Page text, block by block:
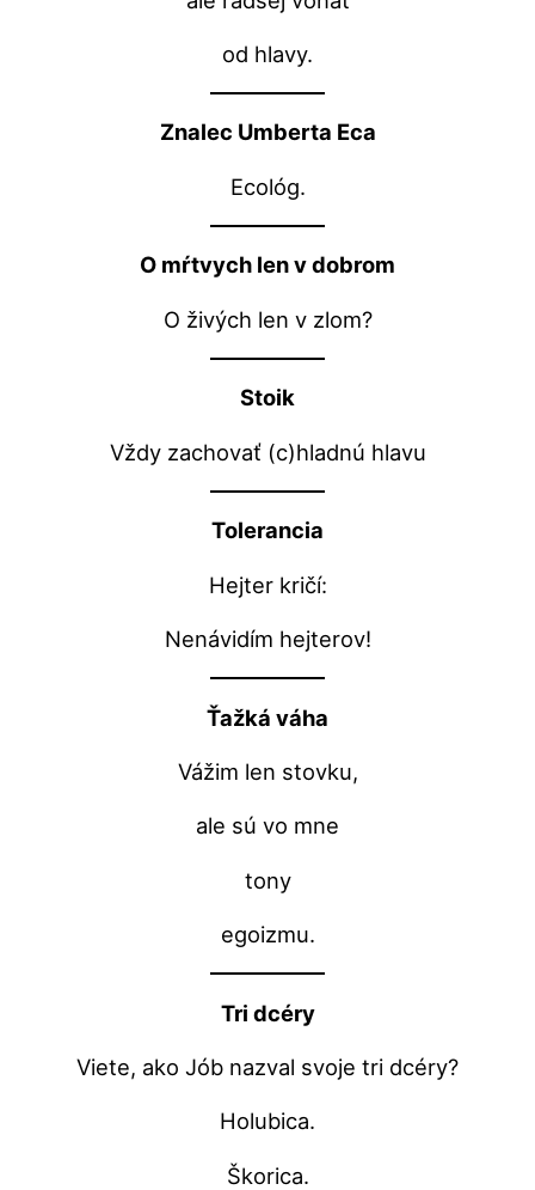
od hlavy.
Znalec Umberta Eca
Ecológ.
O mŕtvych len v dobrom
O živých len v zlom?
Stoik
Vždy zachovať (c)hladnú hlavu
Tolerancia
Hejter kričí:
Nenávidím hejterov!
Ťažká váha
Vážim len stovku,
ale sú vo mne
tony
egoizmu.
Tri dcéry
Viete, ako Jób nazval svoje tri dcéry?
Holubica.
Škorica.